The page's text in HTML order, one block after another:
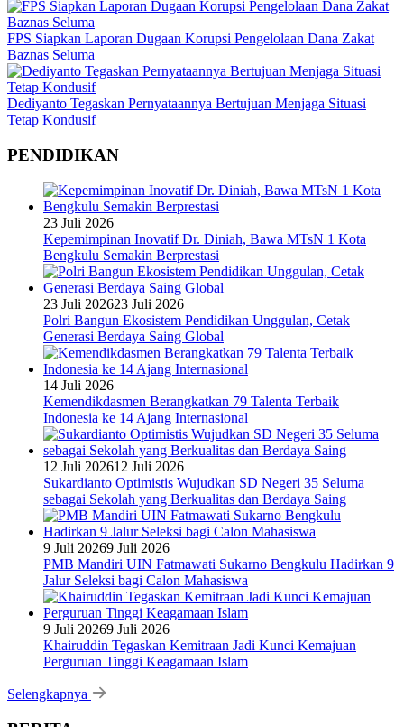
FPS Siapkan Laporan Dugaan Korupsi Pengelolaan Dana Zakat
Baznas Seluma
Dediyanto Tegaskan Pernyataannya Bertujuan Menjaga Situasi
Tetap Kondusif
PENDIDIKAN
23 Juli 2026
Kepemimpinan Inovatif Dr. Diniah, Bawa MTsN 1 Kota
Bengkulu Semakin Berprestasi
23 Juli 202623 Juli 2026
Polri Bangun Ekosistem Pendidikan Unggulan, Cetak
Generasi Berdaya Saing Global
14 Juli 2026
Kemendikdasmen Berangkatkan 79 Talenta Terbaik
Indonesia ke 14 Ajang Internasional
12 Juli 202612 Juli 2026
Sukardianto Optimistis Wujudkan SD Negeri 35 Seluma
sebagai Sekolah yang Berkualitas dan Berdaya Saing
9 Juli 20269 Juli 2026
PMB Mandiri UIN Fatmawati Sukarno Bengkulu Hadirkan 9
Jalur Seleksi bagi Calon Mahasiswa
9 Juli 20269 Juli 2026
Khairuddin Tegaskan Kemitraan Jadi Kunci Kemajuan
Perguruan Tinggi Keagamaan Islam
Selengkapnya